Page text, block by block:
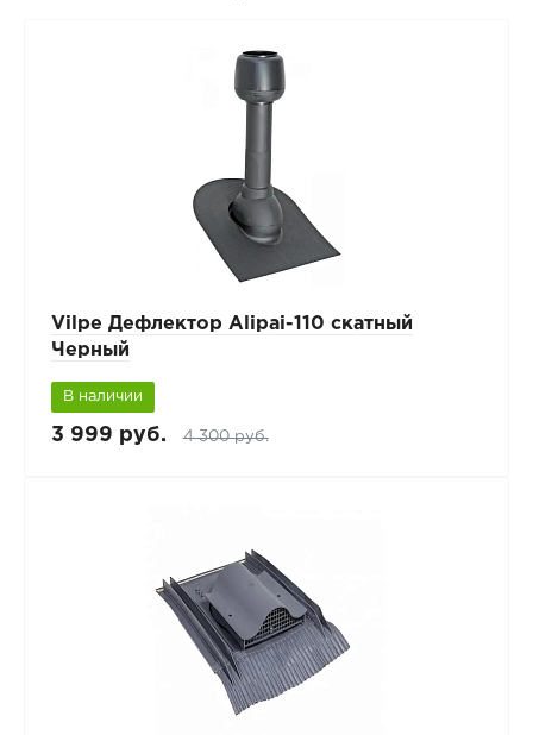
Vilpe Дефлектор Alipai-110 скатный
Черный
В наличии
3 999 руб. 4 300 руб.